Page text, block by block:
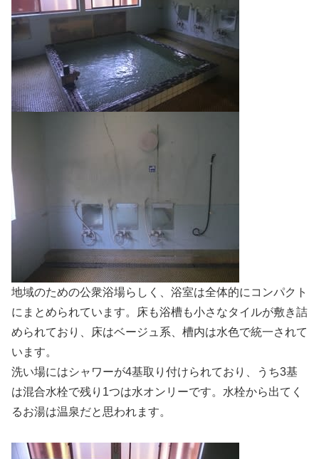
地域のための公衆浴場らしく、浴室は全体的にコンパクト
にまとめられています。床も浴槽も小さなタイルが敷き詰
められており、床はベージュ系、槽内は水色で統一されて
います。
洗い場にはシャワーが4基取り付けられており、うち3基
は混合水栓で残り1つは水オンリーです。水栓から出てく
るお湯は温泉だと思われます。